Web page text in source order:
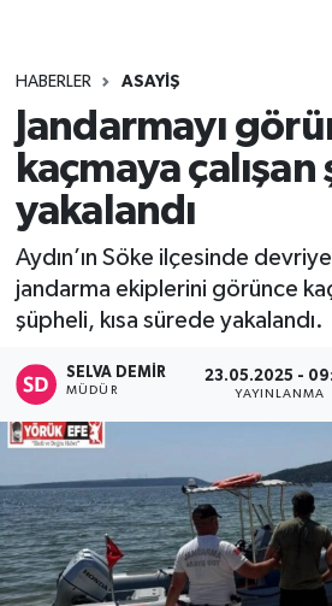
HABERLER ASAYİŞ
Jandarmayı
kaçmaya
yakalandı
Aydın’ın Söke ilçesinde
jandarma ekiplerini görünce
şüpheli, kısa sürede yakalandı.
SELVA DEMIR
MÜDÜR
23.05.2025 -
YAYINLANMA
Tüm Manşetler
Son Dakika Haberleri
Haber Arşivi